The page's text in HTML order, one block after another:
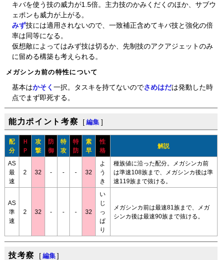
キバを使う技の威力が1.5倍。主力技のかみくだくのほか、サブウ
ェポンも威力が上がる。
みず技には適用されないので、一致補正含めてキバ技と強化の倍
率は同等になる。
仮想敵によってはみず技は切るか、先制技のアクアジェットのみ
に留める構築も考えられる。
メガシンカ前の特性について
基本はかそく 一択。タスキを持てないのでさめはだは発動した時
点でまず即死する。
能力ポイント考察 [ 編集 ]
配
分
Ｈ
Ｐ
攻
撃
防
御
特
攻
特
防
素
早
性
格
解説
AS
最
速
2 32 - - - 32
よ
う
き
種族値に沿った配分。メガシンカ前
は準速108族まで、メガシンカ後は準
速119族まで抜ける。
AS
準
速
2 32 - - - 32
い
じ
っ
ぱ
り
メガシンカ前は最速81族まで、メガ
シンカ後は最速90族まで抜ける。
技考察 [ 編集 ]